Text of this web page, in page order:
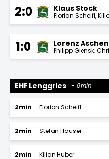
2:0 Klaus Stock
Florian Scheifl
1:0 Lorenz
Philipp Glensk
EHF Lenggries 8min
2min Florian Scheifl
2min Stefan Hauser
2min Kilian Huber